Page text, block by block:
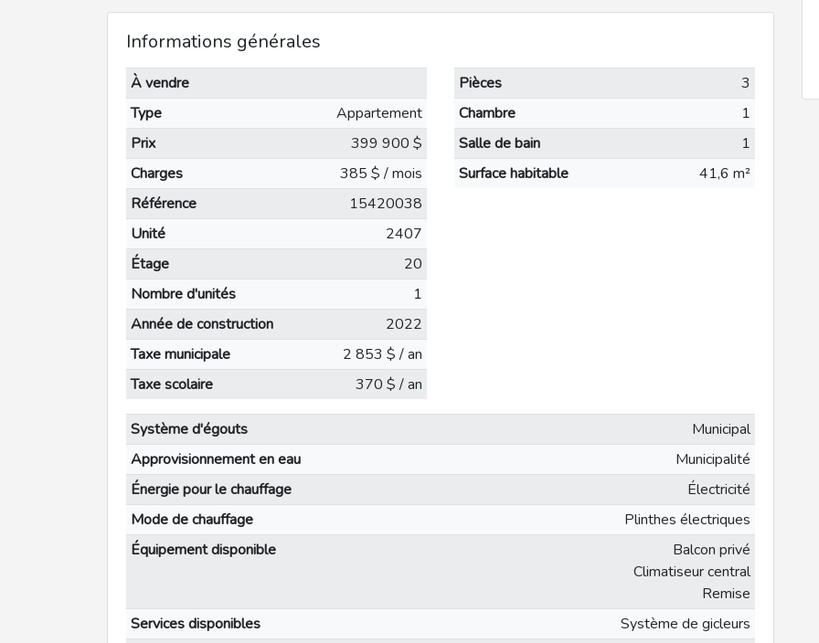
Informations générales
À vendre
Type
Appartement
Prix
399 900 $
Charges
385 $ / mois
Référence
15420038
Unité
2407
Étage
20
Nombre d'unités
1
Année de construction
2022
Taxe municipale
2 853 $ / an
Taxe scolaire
370 $ / an
Pièces
3
Chambre
1
Salle de bain
1
Surface habitable
41,6 m²
Système d'égouts
Municipal
Approvisionnement en eau
Municipalité
Énergie pour le chauffage
Électricité
Mode de chauffage
Plinthes électriques
Équipement disponible
Balcon privé
Climatiseur central
Remise
Services disponibles
Système de gicleurs